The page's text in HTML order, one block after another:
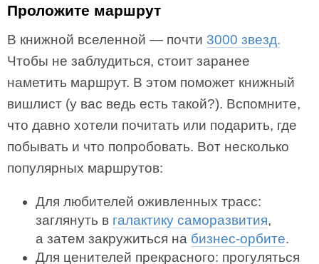
Проложите маршрут
В книжной вселенной — почти 3000 звезд.
Чтобы не заблудиться, стоит заранее
наметить маршрут. В этом поможет книжный
вишлист (у вас ведь есть такой?). Вспомните,
что давно хотели почитать или подарить, где
побывать и что попробовать. Вот несколько
популярных маршрутов:
Для любителей оживленных трасс:
заглянуть в галактику саморазвития,
а затем закружиться на бизнес-орбите.
Для ценителей прекрасного: прогуляться